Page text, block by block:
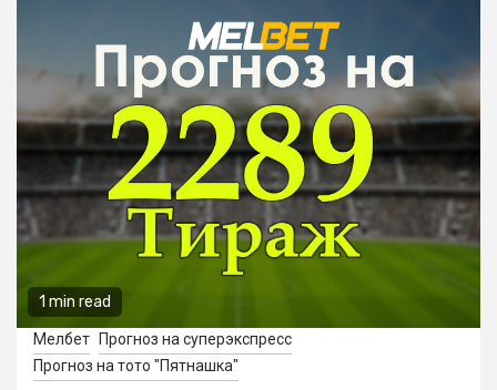
1 min read
Мелбет
Прогноз на суперэкспресс
Прогноз на тото "Пятнашка"